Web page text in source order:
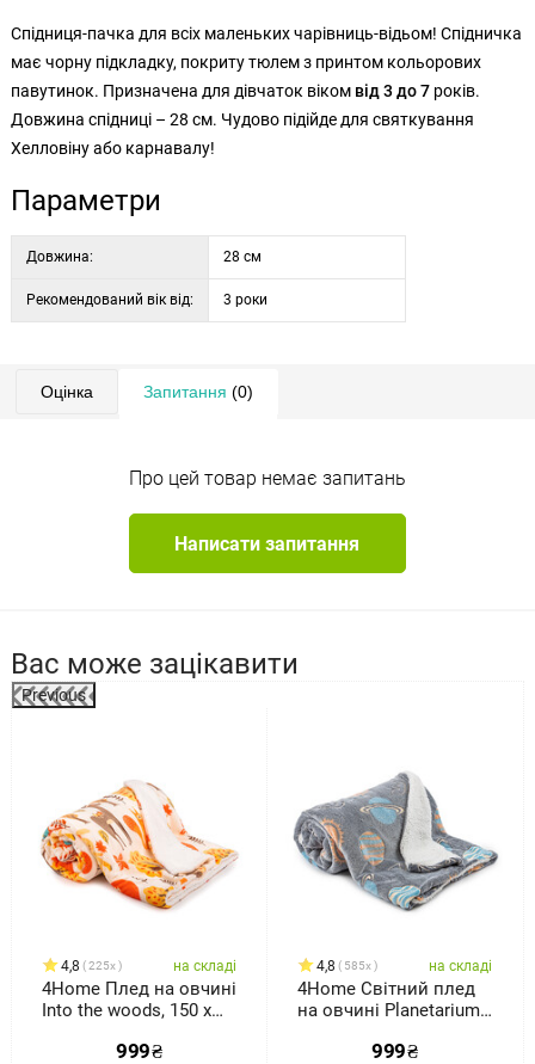
Спідниця-пачка для всіх маленьких чарівниць-відьом! Спідничка
має чорну підкладку, покриту тюлем з принтом кольорових
павутинок. Призначена для дівчаток віком від 3 до 7 років.
Довжина спідниці – 28 см. Чудово підійде для святкування
Хелловіну або карнавалу!
Параметри
Довжина: 28 см
Рекомендований вік від: 3 роки
Оцінка Запитання (0)
Про цей товар немає запитань
Написати запитання
Вас може зацікавити
Previous
4,8 225x на складі
4Home Плед на овчині
Into the woods, 150 x
999₴
4,8 585x на складі
4Home Світний плед
на овчині Planetarium,
999₴